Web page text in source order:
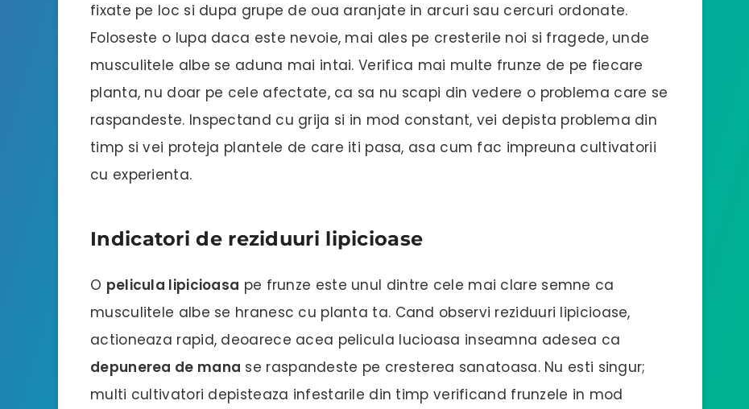
fixate pe loc si dupa grupe de oua aranjate in arcuri sau cercuri ordonate.
Foloseste o lupa daca este nevoie, mai ales pe cresterile noi si fragede, unde
musculitele albe se aduna mai intai. Verifica mai multe frunze de pe fiecare
planta, nu doar pe cele afectate, ca sa nu scapi din vedere o problema care se
raspandeste. Inspectand cu grija si in mod constant, vei depista problema din
timp si vei proteja plantele de care iti pasa, asa cum fac impreuna cultivatorii
cu experienta.
Indicatori de reziduuri lipicioase
O pelicula lipicioasa pe frunze este unul dintre cele mai clare semne ca
musculitele albe se hranesc cu planta ta. Cand observi reziduuri lipicioase,
actioneaza rapid, deoarece acea pelicula lucioasa inseamna adesea ca
depunerea de mana se raspandeste pe cresterea sanatoasa. Nu esti singur;
multi cultivatori depisteaza infestarile din timp verificand frunzele in mod